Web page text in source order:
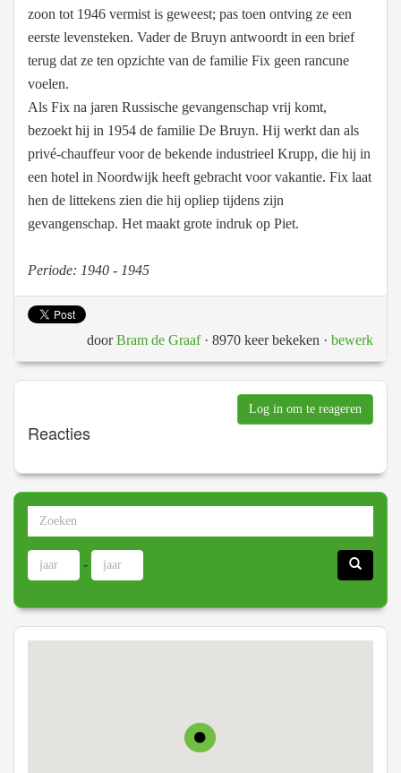
zoon tot 1946 vermist is geweest; pas toen ontving ze een
eerste levensteken. Vader de Bruyn antwoordt in een brief
terug dat ze ten opzichte van de familie Fix geen rancune
voelen.
Als Fix na jaren Russische gevangenschap vrij komt,
bezoekt hij in 1954 de familie De Bruyn. Hij werkt dan als
privé-chauffeur voor de bekende industrieel Krupp, die hij in
een hotel in Noordwijk heeft gebracht voor vakantie. Fix laat
hen de littekens zien die hij opliep tijdens zijn
gevangenschap. Het maakt grote indruk op Piet.
Periode: 1940 - 1945
doorBram de Graaf· 8970 keer bekeken · bewerk
Log in om te reageren
Reacties
-